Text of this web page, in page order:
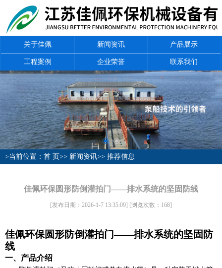
关于佳佩 新闻资讯 产品展示
工程案例 企业荣誉 联系我们
>当前位置： 首 页>> 新闻资讯>> 推荐信息
佳佩环保圆形防倒灌拍门——排水系统的坚固防线
[发布日期：2026-1-7 13:35:09] [浏览次数： 168]
佳佩环保圆形防倒灌拍门——排水系统的坚固防
线
一、产品介绍